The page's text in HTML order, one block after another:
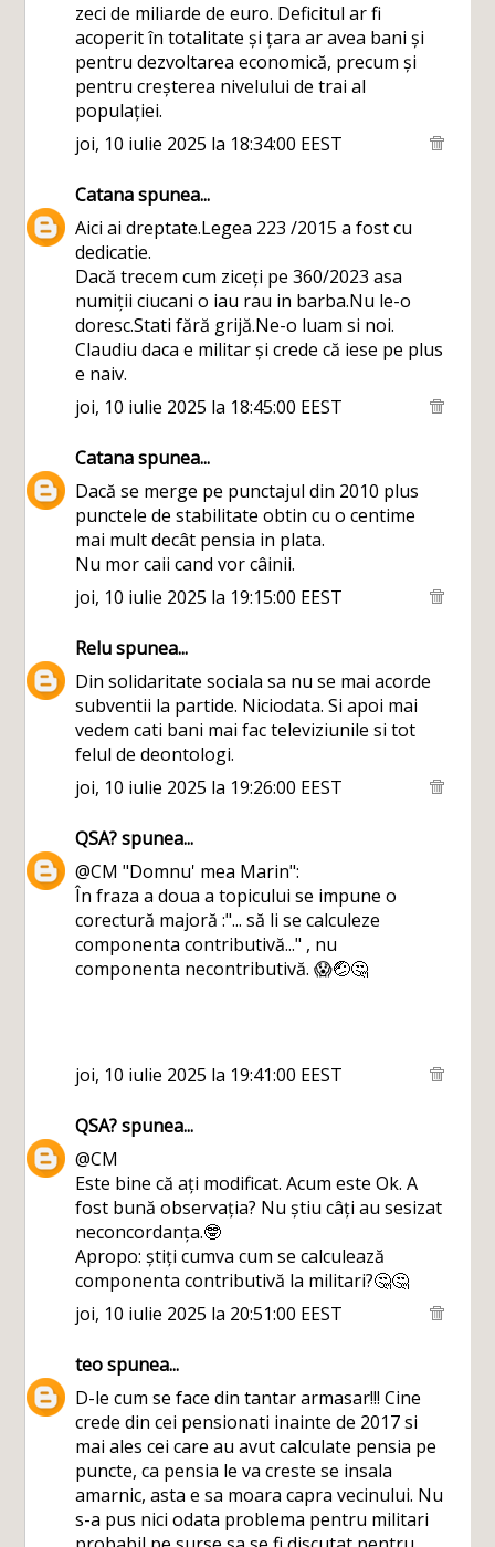
zeci de miliarde de euro. Deficitul ar fi
acoperit în totalitate și țara ar avea bani și
pentru dezvoltarea economică, precum și
pentru creșterea nivelului de trai al
populației.
joi, 10 iulie 2025 la 18:34:00 EEST
Catanaspunea...
Aici ai dreptate.Legea 223 /2015 a fost cu
dedicatie.
Dacă trecem cum ziceți pe 360/2023 asa
numiții ciucani o iau rau in barba.Nu le-o
doresc.Stati fără grijă.Ne-o luam si noi.
Claudiu daca e militar și crede că iese pe plus
e naiv.
joi, 10 iulie 2025 la 18:45:00 EEST
Catanaspunea...
Dacă se merge pe punctajul din 2010 plus
punctele de stabilitate obtin cu o centime
mai mult decât pensia in plata.
Nu mor caii cand vor câinii.
joi, 10 iulie 2025 la 19:15:00 EEST
Reluspunea...
Din solidaritate sociala sa nu se mai acorde
subventii la partide. Niciodata. Si apoi mai
vedem cati bani mai fac televiziunile si tot
felul de deontologi.
joi, 10 iulie 2025 la 19:26:00 EEST
QSA?spunea...
@CM "Domnu' mea Marin":
În fraza a doua a topicului se impune o
corectură majoră :"... să li se calculeze
componenta contributivă..." , nu
componenta necontributivă. 😱🤕🤔
joi, 10 iulie 2025 la 19:41:00 EEST
QSA?spunea...
@CM
Este bine că ați modificat. Acum este Ok. A
fost bună observația? Nu știu câți au sesizat
neconcordanța.🤓
Apropo: știți cumva cum se calculează
componenta contributivă la militari?🤔🤔
joi, 10 iulie 2025 la 20:51:00 EEST
teospunea...
D-le cum se face din tantar armasar!!! Cine
crede din cei pensionati inainte de 2017 si
mai ales cei care au avut calculate pensia pe
puncte, ca pensia le va creste se insala
amarnic, asta e sa moara capra vecinului. Nu
s-a pus nici odata problema pentru militari